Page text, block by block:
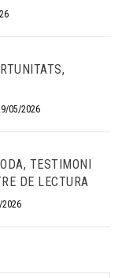
05/2026
TESTIMONI
DE LECTURA
2026